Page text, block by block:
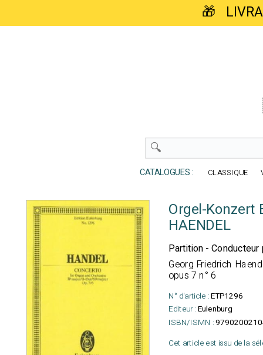
🎁
CATALOGUES : CLASSIQUE
Orgel-Konzert
HAENDEL
Partition - Conducteur
Georg Friedrich
opus 7 n° 6
N° d'article :ETP1296
Editeur : Eulenburg
ISBN/ISMN :
Cet article est issu de la